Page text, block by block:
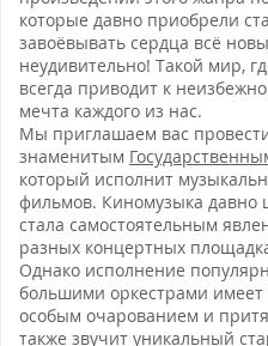
которые давно приобрели
завоёвывать сердца всё
неудивительно! Такой мир,
всегда приводит к
мечта каждого из нас.
Мы приглашаем вас
знаменитым
который исполнит
фильмов. Киномузыка давно
стала самостоятельным
разных концертных
Однако исполнение
большими оркестрами
особым очарованием и
также звучит уникальный